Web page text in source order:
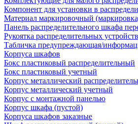
Компонент для установки в
Материал маркировочный
Панель распределительного шкафа
Рукоятка распределительных
Табличка предупреждающая/
Корпуса шкафов
Бокс пластиковый распределительный
Бокс пластиковый учетный
Корпус металлический
Корпус металлический учетный
Корпус с монтажной панелью
Корпус шкафа (пустой)
Корпуса шкафов заказные